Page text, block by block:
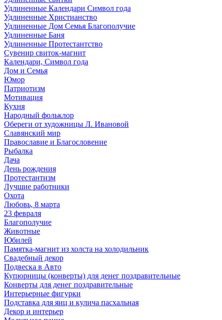
Удлиненные Календари Символ года
Удлиненные Христианство
Удлиненные Дом Семья Благополучие
Удлиненные Баня
Удлиненные Протестантство
Сувенир свиток-магнит
Календари, Символ года
Дом и Семья
Юмор
Патриотизм
Мотивация
Кухня
Народный фольклор
Обереги от художницы Л. Ивановой
Славянский мир
Православие и Благословение
Рыбалка
Дача
День рождения
Протестантизм
Лучшие работники
Охота
Любовь, 8 марта
23 февраля
Благополучие
Животные
Юбилей
Памятка-магнит из холста на холодильник
Свадебный декор
Подвеска в Авто
Купюрницы (конверты) для денег поздравительные
Конверты для денег поздравительные
Интерьерные фигурки
Подставка для яиц и кулича пасхальная
Декор и интерьер